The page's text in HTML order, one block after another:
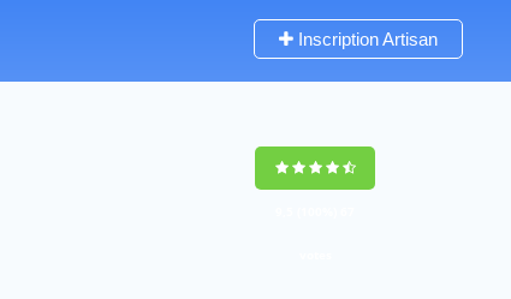
Inscription Artisan